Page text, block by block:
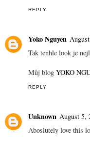
REPLY
Yoko Nguyen
Tak tenhle look je
Můj blog YOKO
REPLY
Unknown August 5,
Aboslutely love this